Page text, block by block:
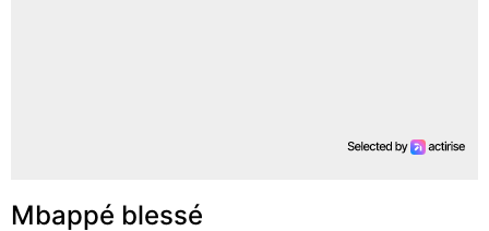
Mbappé blessé